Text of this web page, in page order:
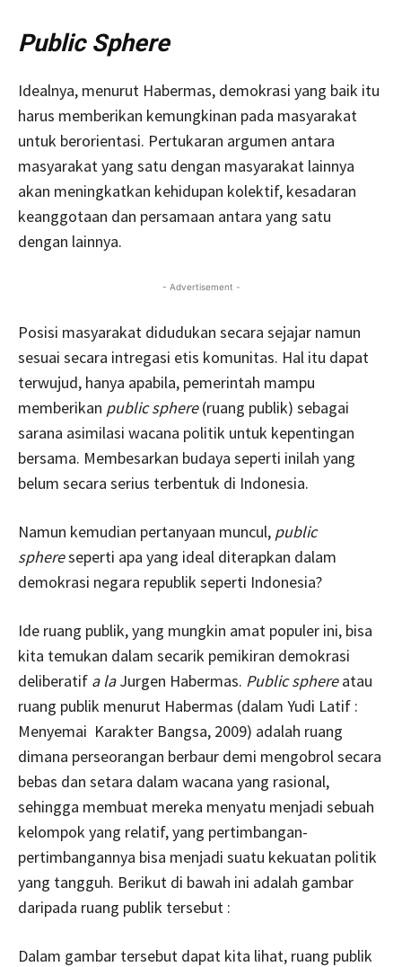
Public Sphere
Idealnya, menurut Habermas, demokrasi yang baik itu
harus memberikan kemungkinan pada masyarakat
untuk berorientasi. Pertukaran argumen antara
masyarakat yang satu dengan masyarakat lainnya
akan meningkatkan kehidupan kolektif, kesadaran
keanggotaan dan persamaan antara yang satu
dengan lainnya.
- Advertisement -
Posisi masyarakat didudukan secara sejajar namun
sesuai secara intregasi etis komunitas. Hal itu dapat
terwujud, hanya apabila, pemerintah mampu
memberikan public sphere(ruang publik) sebagai
sarana asimilasi wacana politik untuk kepentingan
bersama. Membesarkan budaya seperti inilah yang
belum secara serius terbentuk di Indonesia.
Namun kemudian pertanyaan muncul, public
sphereseperti apa yang ideal diterapkan dalam
demokrasi negara republik seperti Indonesia?
Ide ruang publik, yang mungkin amat populer ini, bisa
kita temukan dalam secarik pemikiran demokrasi
deliberatif a laJurgen Habermas. Public sphereatau
ruang publik menurut Habermas (dalam Yudi Latif :
Menyemai Karakter Bangsa, 2009) adalah ruang
dimana perseorangan berbaur demi mengobrol secara
bebas dan setara dalam wacana yang rasional,
sehingga membuat mereka menyatu menjadi sebuah
kelompok yang relatif, yang pertimbangan-
pertimbangannya bisa menjadi suatu kekuatan politik
yang tangguh. Berikut di bawah ini adalah gambar
daripada ruang publik tersebut :
Dalam gambar tersebut dapat kita lihat, ruang publik